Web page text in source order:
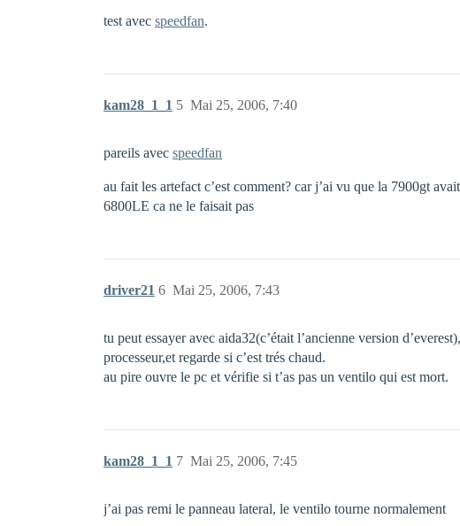
test avec speedfan.
kam28_1_1 Mai 25, 2006, 7:40
5
pareils avec speedfan
au fait les artefact c’est comment? car j’ai vu que la 7900gt
6800LE ca ne le faisait pas
driver21 Mai 25, 2006, 7:43
6
tu peut essayer avec aida32(c’était l’ancienne version
processeur,et regarde si c’est trés chaud.
au pire ouvre le pc et vérifie si t’as pas un ventilo qui est mort.
kam28_1_1 Mai 25, 2006, 7:45
7
j’ai pas remi le panneau lateral, le ventilo tourne normalement